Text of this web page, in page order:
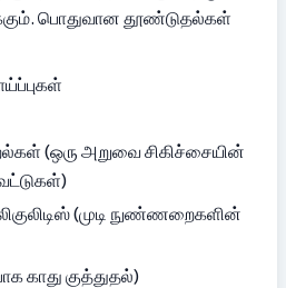
பொதுவான தூண்டுதல்கள்
(ஒரு அறுவை சிகிச்சையின்
(முடி நுண்ணறைகளின்
காது குத்துதல்)